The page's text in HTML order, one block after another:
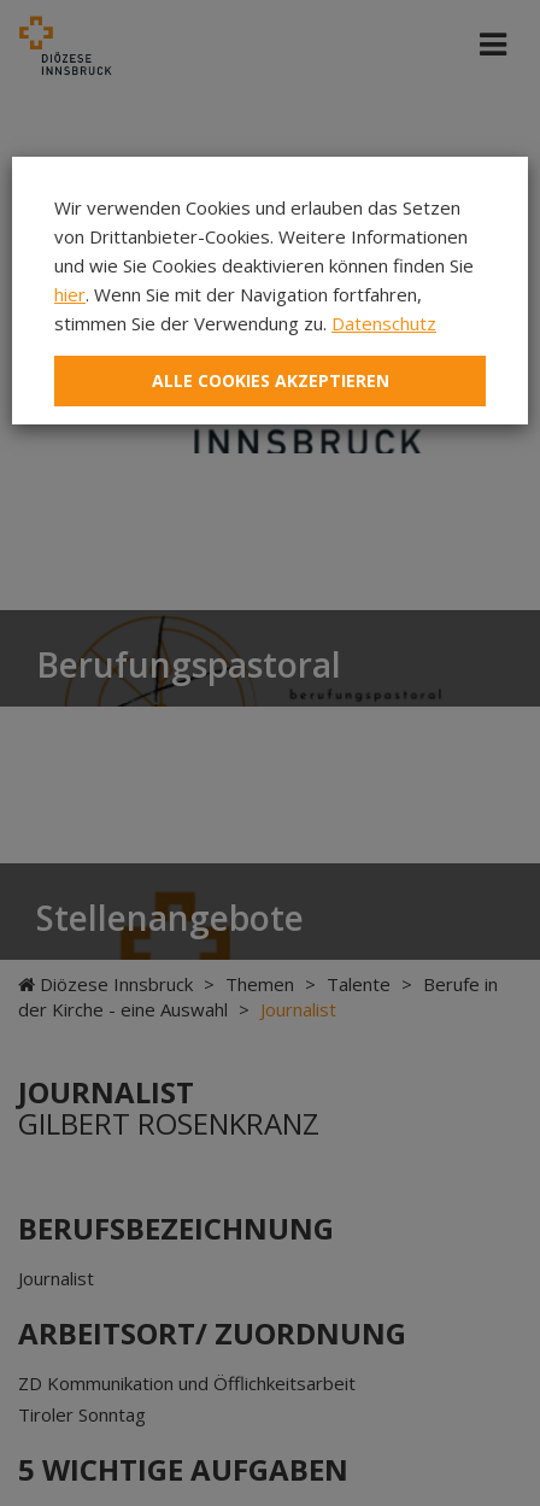
Berufungspastoral
Stellenangebote
Diözese Innsbruck > Themen > Talente > Berufe in
der Kirche - eine Auswahl > Journalist
JOURNALIST
GILBERT ROSENKRANZ
BERUFSBEZEICHNUNG
Journalist
ARBEITSORT/ ZUORDNUNG
ZD Kommunikation und Öfflichkeitsarbeit
Tiroler Sonntag
5 WICHTIGE AUFGABEN
Wir verwenden Cookies und erlauben das Setzen
von Drittanbieter-Cookies. Weitere Informationen
und wie Sie Cookies deaktivieren können finden Sie
hier. Wenn Sie mit der Navigation fortfahren,
stimmen Sie der Verwendung zu. Datenschutz
ALLE COOKIES AKZEPTIEREN